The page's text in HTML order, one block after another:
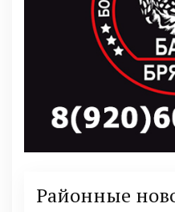
Районные